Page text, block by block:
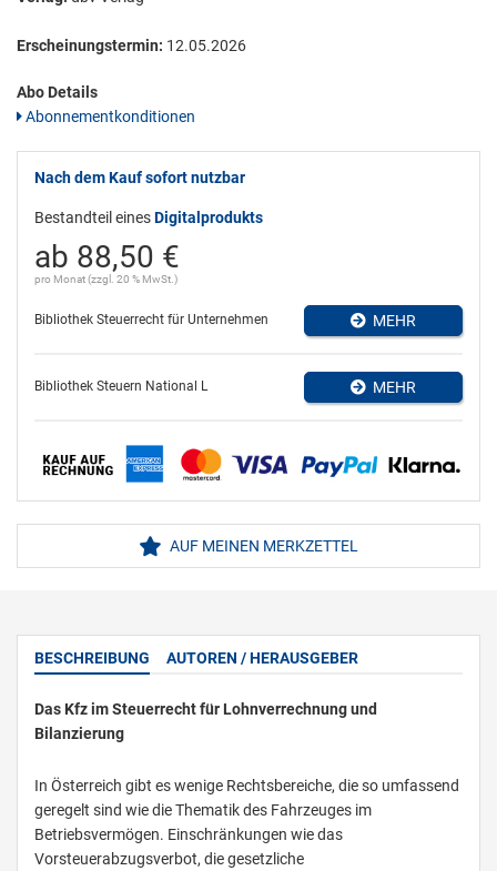
Erscheinungstermin: 12.05.2026
Abo Details
Abonnementkonditionen
Nach dem Kauf sofort nutzbar
Bestandteil einesDigitalprodukts
ab 88,50 €
pro Monat (zzgl. 20 % MwSt.)
Bibliothek Steuerrecht für Unternehmen MEHR
Bibliothek Steuern National L MEHR
AUF MEINEN MERKZETTEL
BESCHREIBUNG AUTOREN / HERAUSGEBER
Das Kfz im Steuerrecht für Lohnverrechnung und
Bilanzierung
In Österreich gibt es wenige Rechtsbereiche, die so umfassend
geregelt sind wie die Thematik des Fahrzeuges im
Betriebsvermögen. Einschränkungen wie das
Vorsteuerabzugsverbot, die gesetzliche